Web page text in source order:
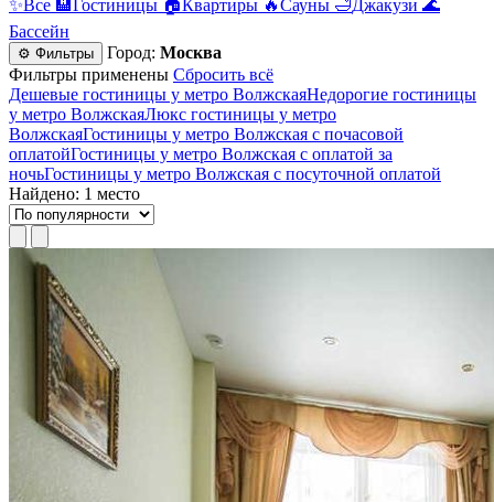
✨Все 🏨Гостиницы 🏠Квартиры 🔥Сауны 🛁Джакузи 🌊
Бассейн
⚙ Фильтры Город: Москва
Фильтры применены Сбросить всё
Дешевые гостиницы у метро ВолжскаяНедорогие гостиницы
у метро ВолжскаяЛюкс гостиницы у метро
ВолжскаяГостиницы у метро Волжская c почасовой
оплатойГостиницы у метро Волжская с оплатой за
ночьГостиницы у метро Волжская c посуточной оплатой
Найдено: 1 место